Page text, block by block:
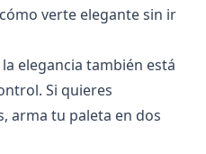
verte elegante sin ir
elegancia también está
Si quieres
arma tu paleta en dos